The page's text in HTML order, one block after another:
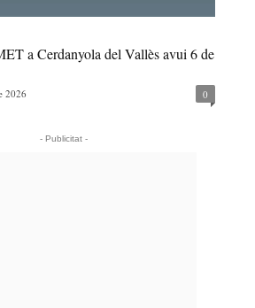
a Cerdanyola del Vallès avui 6 de
2026 0
- Publicitat -